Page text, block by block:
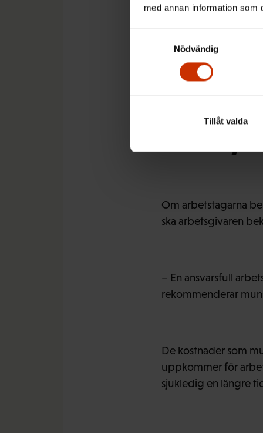
med annan information som
Nödvändig
Tillåt valda
arbetstagaren om
En
Om arbetstagarna
ska arbetsgivaren
– En ansvarsfull
rekommenderar
De kostnader som
uppkommer för
sjukledig en längre